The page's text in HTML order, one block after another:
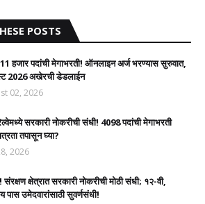
POSTS
हजार पदांची मेगाभरती! ऑनलाइन अर्ज भरण्यास सुरुवात,
2026 अखेरची डेडलाईन
02, 2026
सरकारी नोकरीची संधी! 4098 पदांची मेगाभरती
तपासून घ्या?
2026
क्षेत्रात सरकारी नोकरीची मोठी संधी; १२-वी,
उमेदवारांसाठी सुवर्णसंधी!